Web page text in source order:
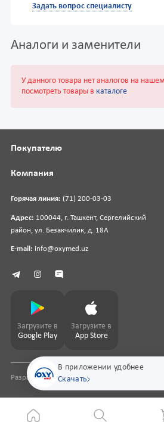
Задать вопрос специалисту
Аналоги и заменители
У данного товара нет аналогов на
посмотреть товары в каталоге
В приложении удобнее
Скачать
Горячая линия: (71) 200-03-03
Адрес: 100044, г. Ташкент, Сергелийский
район, ул. Безакчилик, д. 18А
E-mail: info@oxymed.uz
Покупателю
Компания
Загрузите в
Google Play
Загрузите в
App Store
Разработка сайтаpharmit.uz